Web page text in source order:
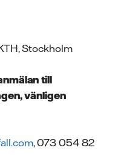
Stockholm
till
vänligen
, 073 054 82